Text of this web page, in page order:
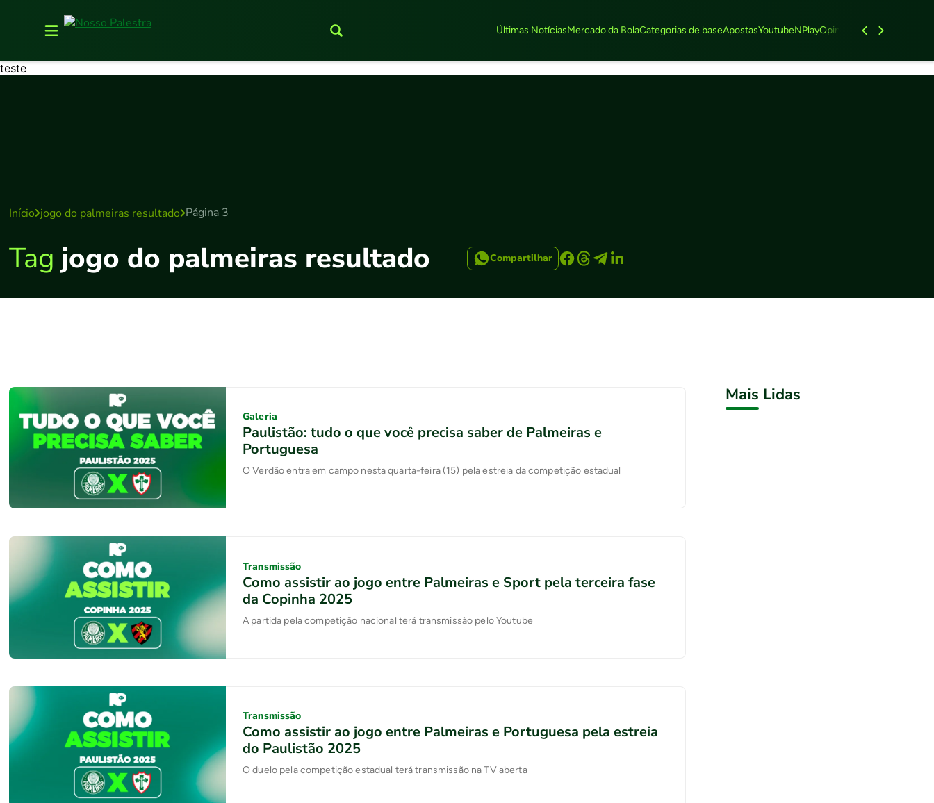
Últimas NotíciasMercado da BolaCategorias de baseApostasYoutubeNPlayOpinião Feminino
teste
Início jogo do palmeiras resultado Página 3
Tag jogo do palmeiras resultado Compartilhar
Galeria
Paulistão: tudo o que você precisa saber de Palmeiras e
Portuguesa
O Verdão entra em campo nesta quarta-feira (15) pela estreia da competição estadual
Transmissão
Como assistir ao jogo entre Palmeiras e Sport pela terceira fase
da Copinha 2025
A partida pela competição nacional terá transmissão pelo Youtube
Transmissão
Como assistir ao jogo entre Palmeiras e Portuguesa pela estreia
do Paulistão 2025
O duelo pela competição estadual terá transmissão na TV aberta
Mais Lidas